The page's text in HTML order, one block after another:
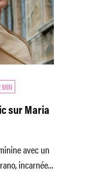
MIN
sur Maria
avec un
incarnée